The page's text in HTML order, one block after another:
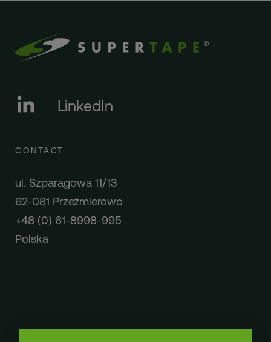
LinkedIn
CONTACT
ul. Szparagowa 11/13
62-081 Przeźmierowo
+48 (0) 61-8998-995
Polska